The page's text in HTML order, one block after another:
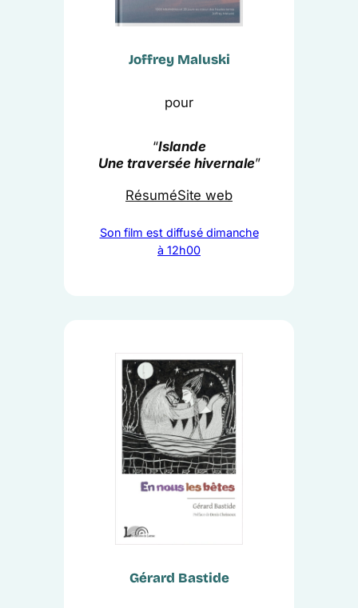
Joffrey Maluski
pour
“Islande
Une traversée hivernale”
RésuméSite web
Son film est diffusé dimanche
à 12h00
Gérard Bastide